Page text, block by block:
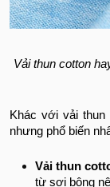
Vải thun cotton
Khác với vải thun
nhưng phổ biến
Vải thun
từ sợi bông